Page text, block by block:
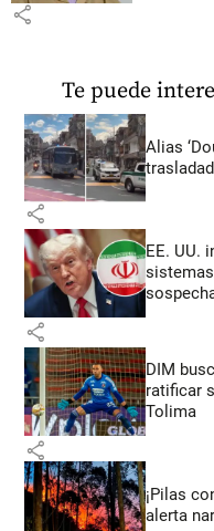
share
Te puede
Alias
share
EE. UU.
share
DIM
ratificar
Tolima
share
¡Pilas
alerta